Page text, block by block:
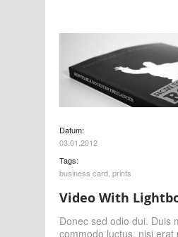
Datum:
03.01.2012
Tags:
business card prints
Video With
Donec sed odio dui. Duis
commodo luctus, nisi erat